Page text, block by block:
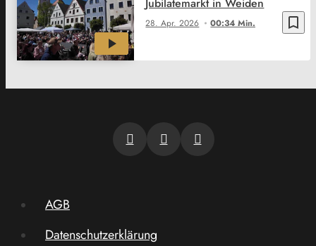
bookmark_border
28. Apr. 2026 00:34 Min.
Jubilatemarkt in Weiden
AGB
Datenschutzerklärung